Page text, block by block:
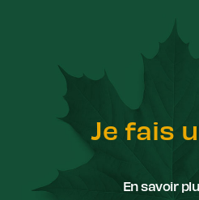
Je fais
En savoir